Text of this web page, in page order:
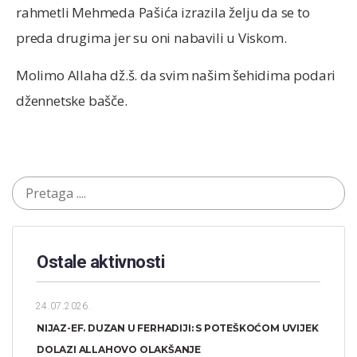
rahmetli Mehmeda Pašića izrazila želju da se to
preda drugima jer su oni nabavili u Viskom.
Molimo Allaha dž.š. da svim našim šehidima podari
džennetske bašče.
Ostale aktivnosti
24.07.2026.
NIJAZ-EF. DUZAN U FERHADIJI: S POTEŠKOĆOM UVIJEK
DOLAZI ALLAHOVO OLAKŠANJE